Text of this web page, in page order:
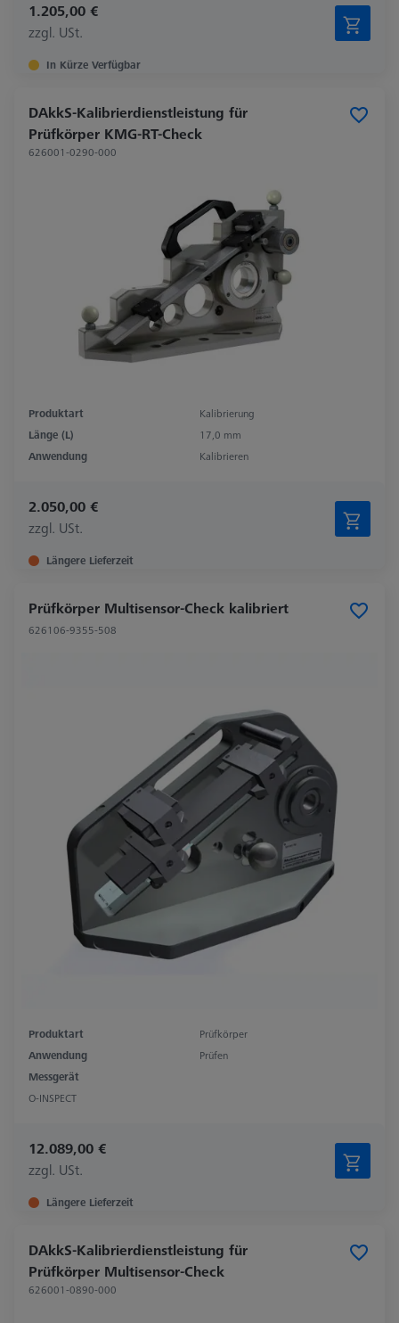
1.205,00 €
zzgl. USt.
In Kürze Verfügbar
DAkkS-Kalibrierdienstleistung für
Prüfkörper KMG-RT-Check
626001-0290-000
Produktart
Kalibrierung
Länge (L)
17,0 mm
Anwendung
Kalibrieren
2.050,00 €
zzgl. USt.
Längere Lieferzeit
Prüfkörper Multisensor-Check kalibriert
626106-9355-508
Produktart
Prüfkörper
Anwendung
Prüfen
Messgerät
O-INSPECT
12.089,00 €
zzgl. USt.
Längere Lieferzeit
DAkkS-Kalibrierdienstleistung für
Prüfkörper Multisensor-Check
626001-0890-000